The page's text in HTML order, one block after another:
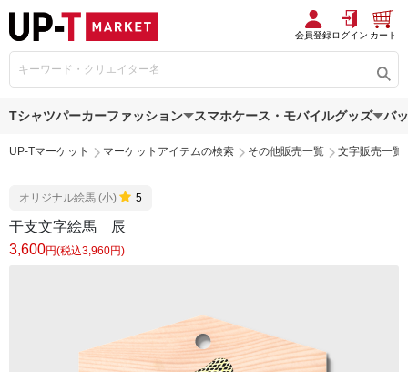
会員登録ログイン カート
Tシャツパーカーファッション スマホケース・モバイルグッズ バ
UP-Tマーケット マーケットアイテムの検索 その他販売一覧 文字販売一覧
オリジナル絵馬 (小) 5
干支文字絵馬 辰
3,600円(税込3,960円)